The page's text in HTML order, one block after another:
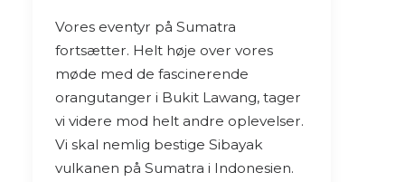
Vores eventyr på Sumatra
fortsætter. Helt høje over vores
møde med de fascinerende
orangutanger i Bukit Lawang, tager
vi videre mod helt andre oplevelser.
Vi skal nemlig bestige Sibayak
vulkanen på Sumatra i Indonesien.